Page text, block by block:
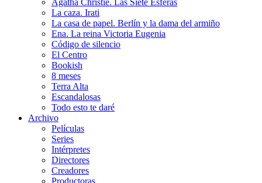
Agatha Christie. Las Siete Esferas
La caza. Irati
La casa de papel. Berlín y la dama del armiño
Ena. La reina Victoria Eugenia
Código de silencio
El Centro
Bookish
8 meses
Terra Alta
Escandalosas
Todo esto te daré
Archivo
Películas
Series
Intérpretes
Directores
Creadores